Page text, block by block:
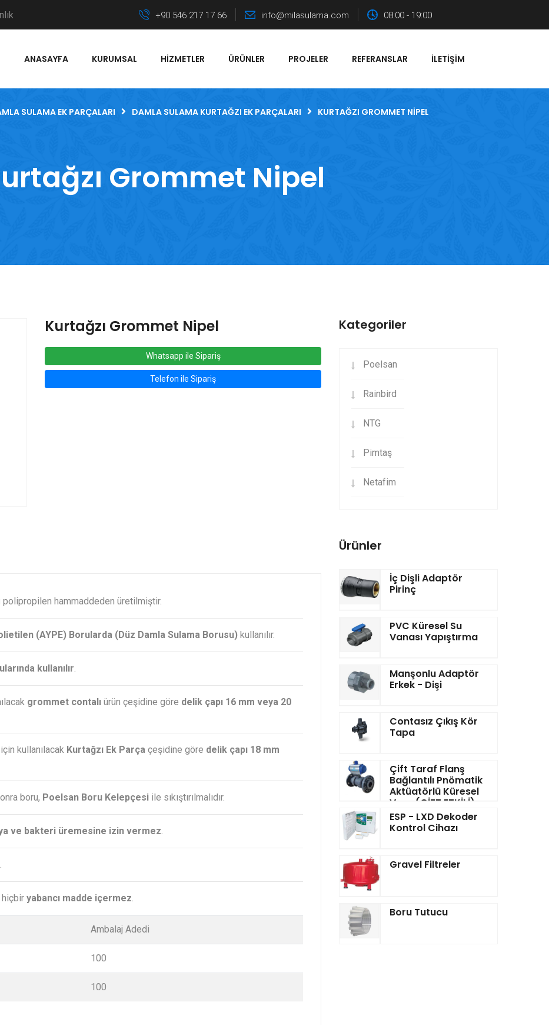
+90 546 217 17 66 info@milasulama.com 08:00 - 19:00
ANASAYFA KURUMSAL HIZMETLER ÜRÜNLER PROJELER REFERANSLAR İLETIŞIM
SULAMA EK PARÇALARI DAMLA SULAMA KURTAĞZI EK PARÇALARI KURTAĞZI GROMMET NIPEL
Grommet Nipel
Kurtağzı Grommet Nipel
Whatsapp ile Sipariş
Telefon ile Sipariş
hammaddeden üretilmiştir.
(AYPE) Borularda (Düz Damla Sulama Borusu) kullanılır.
kullanılır.
grommet contalı ürün çeşidine göre delik çapı 16 mm veya 20
kullanılacak Kurtağzı Ek Parça çeşidine göre delik çapı 18 mm
boru, Poelsan Boru Kelepçesi ile sıkıştırılmalıdır.
ve bakteri üremesine izin vermez.
.
hiçbir yabancı madde içermez.
Ambalaj Adedi
100
100
Kategoriler
Poelsan
Rainbird
NTG
Pimtaş
Netafim
Ürünler
İç Dişli Adaptör
Pirinç
PVC Küresel Su
Vanası Yapıştırma
Manşonlu Adaptör
Erkek - Dişi
Contasız Çıkış Kör
Tapa
Çift Taraf Flanş
Bağlantılı Pnömatik
Aktüatörlü Küresel
Vana(ÇİFT ETKİLİ)
ESP - LXD Dekoder
Kontrol Cihazı
Gravel Filtreler
Boru Tutucu